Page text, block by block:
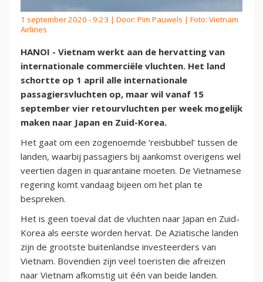
1 september 2020 - 9:23 | Door: Pim Pauwels | Foto: Vietnam
Airlines
HANOI - Vietnam werkt aan de hervatting van
internationale commerciële vluchten. Het land
schortte op 1 april alle internationale
passagiersvluchten op, maar wil vanaf 15
september vier retourvluchten per week mogelijk
maken naar Japan en Zuid-Korea.
Het gaat om een zogenoemde ‘reisbubbel’ tussen de
landen, waarbij passagiers bij aankomst overigens wel
veertien dagen in quarantaine moeten. De Vietnamese
regering komt vandaag bijeen om het plan te
bespreken.
Het is geen toeval dat de vluchten naar Japan en Zuid-
Korea als eerste worden hervat. De Aziatische landen
zijn de grootste buitenlandse investeerders van
Vietnam. Bovendien zijn veel toeristen die afreizen
naar Vietnam afkomstig uit één van beide landen.